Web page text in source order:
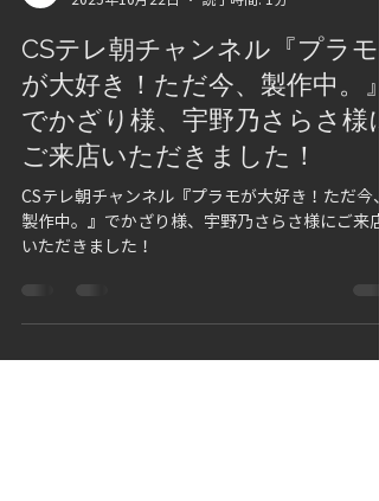
meta mate
2025年10月22日
読了時間: 1分
CSテレ朝チャンネル『プラモ
が大好き！ただ今、製作中。』
でかざり様、宇野乃さらさ様に
ご来店いただきました！